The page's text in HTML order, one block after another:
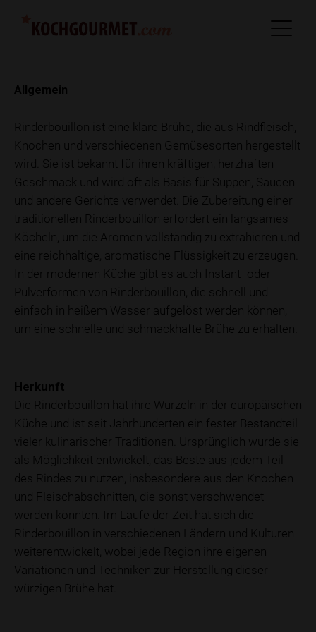
Allgemein
Rinderbouillon ist eine klare Brühe, die aus Rindfleisch,
Knochen und verschiedenen Gemüsesorten hergestellt
wird. Sie ist bekannt für ihren kräftigen, herzhaften
Geschmack und wird oft als Basis für Suppen, Saucen
und andere Gerichte verwendet. Die Zubereitung einer
traditionellen Rinderbouillon erfordert ein langsames
Köcheln, um die Aromen vollständig zu extrahieren und
eine reichhaltige, aromatische Flüssigkeit zu erzeugen.
In der modernen Küche gibt es auch Instant- oder
Pulverformen von Rinderbouillon, die schnell und
einfach in heißem Wasser aufgelöst werden können,
um eine schnelle und schmackhafte Brühe zu erhalten.
Herkunft
Die Rinderbouillon hat ihre Wurzeln in der europäischen
Küche und ist seit Jahrhunderten ein fester Bestandteil
vieler kulinarischer Traditionen. Ursprünglich wurde sie
als Möglichkeit entwickelt, das Beste aus jedem Teil
des Rindes zu nutzen, insbesondere aus den Knochen
und Fleischabschnitten, die sonst verschwendet
werden könnten. Im Laufe der Zeit hat sich die
Rinderbouillon in verschiedenen Ländern und Kulturen
weiterentwickelt, wobei jede Region ihre eigenen
Variationen und Techniken zur Herstellung dieser
würzigen Brühe hat.